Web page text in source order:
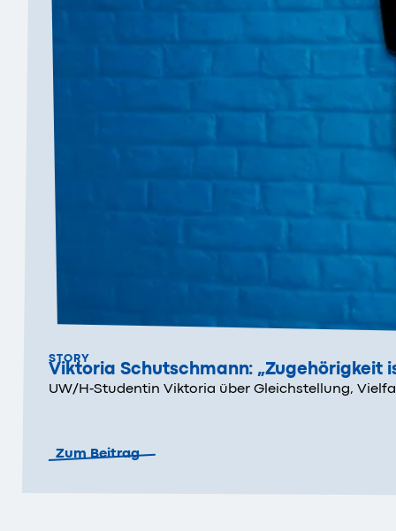
STORY
Viktoria Schutschmann: „Zugehörigkeit
UW/H-Studentin Viktoria über Gleichstellung,
Zum Beitrag